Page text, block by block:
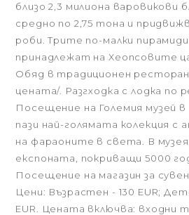
близо 2,3 милиона варовикови
средно по 2,75 тона и
роби. Трите по-малки
принадлежат на Хеопсовите
Обяд в традиционен
цената/. Разгходка с лодка по
Посещение на Големия музей в
пази най-голямата колекция
на фараоните в света. В музея
експоната, покриващи 5000
Посещение на магазин за
Цени: Възрастен - 130 EUR;
EUR. Цената включва: входни